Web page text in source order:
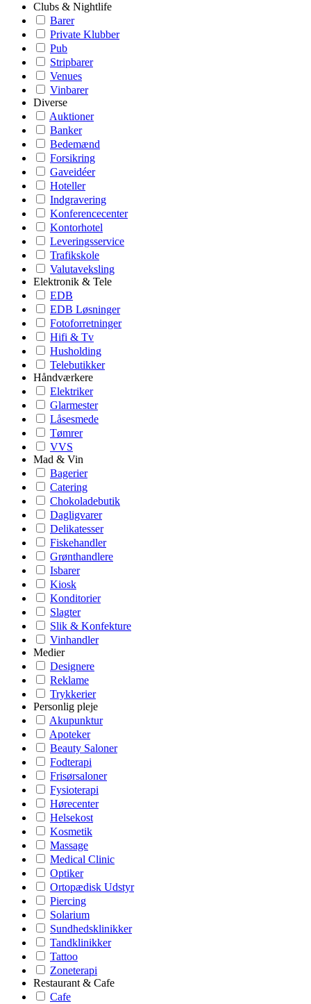
Clubs & Nightlife
Barer
Private Klubber
Pub
Stripbarer
Venues
Vinbarer
Diverse
Auktioner
Banker
Bedemænd
Forsikring
Gaveidéer
Hoteller
Indgravering
Konferencecenter
Kontorhotel
Leveringsservice
Trafikskole
Valutaveksling
Elektronik & Tele
EDB
EDB Løsninger
Fotoforretninger
Hifi & Tv
Husholding
Telebutikker
Håndværkere
Elektriker
Glarmester
Låsesmede
Tømrer
VVS
Mad & Vin
Bagerier
Catering
Chokoladebutik
Dagligvarer
Delikatesser
Fiskehandler
Grønthandlere
Isbarer
Kiosk
Konditorier
Slagter
Slik & Konfekture
Vinhandler
Medier
Designere
Reklame
Trykkerier
Personlig pleje
Akupunktur
Apoteker
Beauty Saloner
Fodterapi
Frisørsaloner
Fysioterapi
Hørecenter
Helsekost
Kosmetik
Massage
Medical Clinic
Optiker
Ortopædisk Udstyr
Piercing
Solarium
Sundhedsklinikker
Tandklinikker
Tattoo
Zoneterapi
Restaurant & Cafe
Cafe